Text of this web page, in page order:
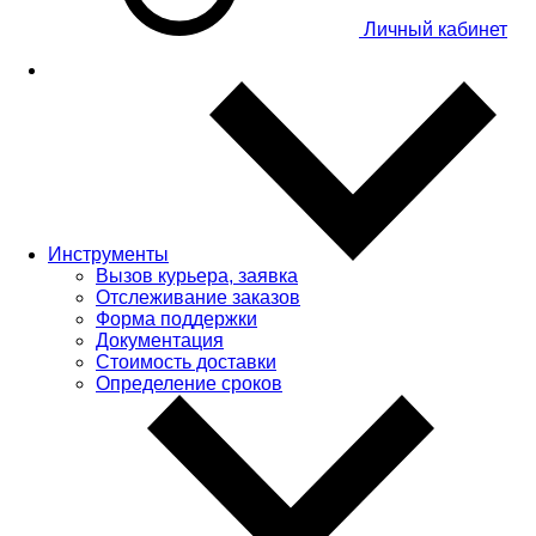
Личный кабинет
Инструменты
Вызов курьера, заявка
Отслеживание заказов
Форма поддержки
Документация
Стоимость доставки
Определение сроков